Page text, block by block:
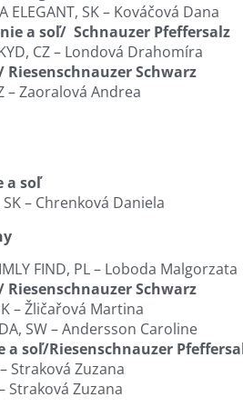
ELEGANT, SK – Kováčová Dana
a soľ/ Schnauzer Pfeffersalz
CZ – Londová Drahomíra
Schwarz
– Zaoralová Andrea
a soľ
SK – Chrenková Daniela
FIND, PL – Loboda Malgorzata
Schwarz
– Žličařová Martina
SW – Andersson Caroline
a soľ/Riesenschnauzer
– Straková Zuzana
Straková Zuzana